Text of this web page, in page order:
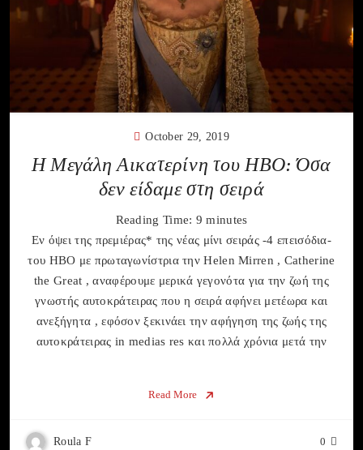
October 29, 2019
Η Μεγάλη Αικατερίνη του ΗΒΟ: Όσα
δεν είδαμε στη σειρά
Reading Time: 9 minutes
Εν όψει της πρεμιέρας* της νέας μίνι σειράς -4 επεισόδια-
του ΗΒΟ με πρωταγωνίστρια την Helen Mirren , Catherine
the Great , αναφέρουμε μερικά γεγονότα για την ζωή της
γνωστής αυτοκράτειρας που η σειρά αφήνει μετέωρα και
ανεξήγητα , εφόσον ξεκινάει την αφήγηση της ζωής της
αυτοκράτειρας in medias res και πολλά χρόνια μετά την
Read More
Roula F 0